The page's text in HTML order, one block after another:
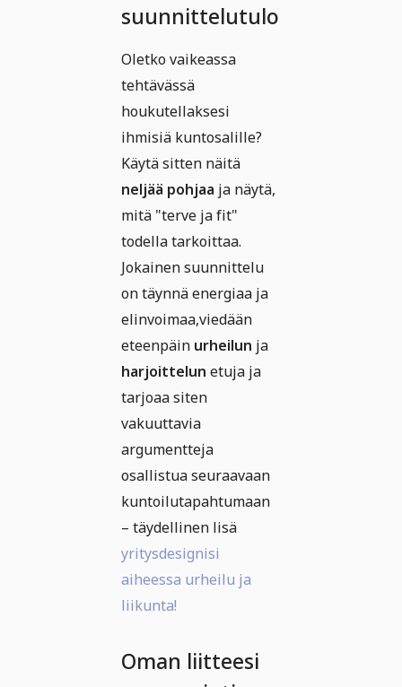
suunnittelutuloksiin
Oletko vaikeassa
tehtävässä
houkutellaksesi
ihmisiä kuntosalille?
Käytä sitten näitä
neljää pohjaa ja näytä,
mitä "terve ja fit"
todella tarkoittaa.
Jokainen suunnittelu
on täynnä energiaa ja
elinvoimaa,viedään
eteenpäin urheilun ja
harjoittelun etuja ja
tarjoaa siten
vakuuttavia
argumentteja
osallistua seuraavaan
kuntoilutapahtumaan
– täydellinen lisä
yritysdesignisi
aiheessa urheilu ja
liikunta!
Oman liitteesi